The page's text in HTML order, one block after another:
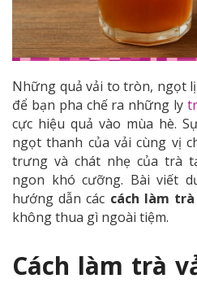
Những quả vải to tròn, ngọt
để bạn pha chế ra những ly
cực hiệu quả vào mùa hè.
ngọt thanh của vải cùng vị
trưng và chát nhẹ của trà
ngon khó cưỡng. Bài viết
hướng dẫn các cách làm
không thua gì ngoài tiệm.
Cách làm trà